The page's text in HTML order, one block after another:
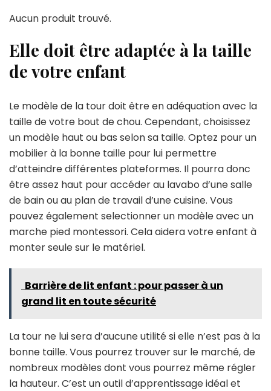
Aucun produit trouvé.
Elle doit être adaptée à la taille
de votre enfant
Le modèle de la tour doit être en adéquation avec la
taille de votre bout de chou. Cependant, choisissez
un modèle haut ou bas selon sa taille. Optez pour un
mobilier à la bonne taille pour lui permettre
d’atteindre différentes plateformes. Il pourra donc
être assez haut pour accéder au lavabo d’une salle
de bain ou au plan de travail d’une cuisine. Vous
pouvez également selectionner un modèle avec un
marche pied montessori. Cela aidera votre enfant à
monter seule sur le matériel.
Barrière de lit enfant : pour passer à un
grand lit en toute sécurité
La tour ne lui sera d’aucune utilité si elle n’est pas à la
bonne taille. Vous pourrez trouver sur le marché, de
nombreux modèles dont vous pourrez même régler
la hauteur. C’est un outil d’apprentissage idéal et